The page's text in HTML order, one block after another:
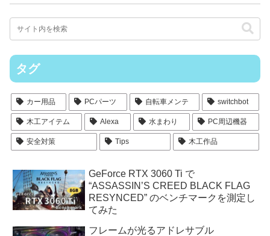
タグ
カー用品 PCパーツ 自転車メンテ switchbot
木工アイテム Alexa 水まわり PC周辺機器
安全対策 Tips 木工作品
GeForce RTX 3060 Ti で
“ASSASSIN’S CREED BLACK FLAG
RESYNCED” のベンチマークを測定し
てみた
フレームが光るアドレサブル